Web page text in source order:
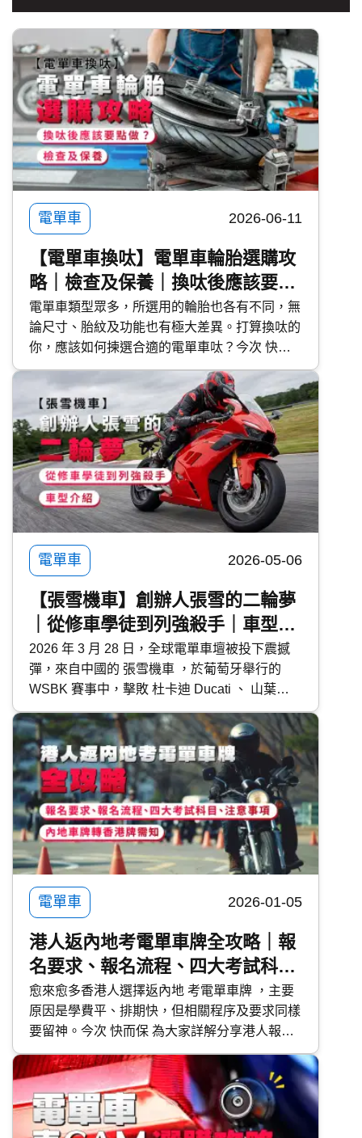
電單車 2026-06-11
【電單車換呔】電單車輪胎選購攻
略｜檢查及保養｜換呔後應該要點
做？
電單車類型眾多，所選用的輪胎也各有不同，無
論尺寸、胎紋及功能也有極大差異。打算換呔的
你，應該如何揀選合適的電單車呔？今次 快而
保 便與大家探討電單車輪胎的特性，選購時的
注意事項，以及換呔後應該要點做。 快而保
Kwiksure 超過 25 年專營保險計劃經驗，比較逾
60 間保險公司，提供特低 電單車保費 。
電單車 2026-05-06
【張雪機車】創辦人張雪的二輪夢
｜從修車學徒到列強殺手｜車型介
紹
2026 年 3 月 28 日，全球電單車壇被投下震撼
彈，來自中國的 張雪機車 ，於葡萄牙舉行的
WSBK 賽事中，擊敗 杜卡迪 Ducati 、 山葉
Yamaha 及 川崎 Kawasaki 等傳統列強，連續兩
個回合奪得冠軍！究竟張雪是誰？張雪機車有何
厲害之處？今次 快而保 便為大家深入了解張雪
機車，以及創辦人張雪的二輪夢。
電單車 2026-01-05
港人返內地考電單車牌全攻略｜報
名要求、報名流程、四大考試科
目、注意事項｜內地車牌轉香港牌
需知
愈來愈多香港人選擇返內地 考電單車牌 ，主要
原因是學費平、排期快，但相關程序及要求同樣
要留神。今次 快而保 為大家詳解分享港人報名
資格、內地駕駛證四大考試科目、代辦流程、轉
回香港牌等常見問題及實戰注意事項。